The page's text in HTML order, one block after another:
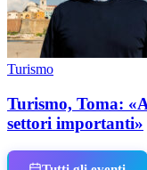
Turismo
Turismo, Toma:
settori importanti»